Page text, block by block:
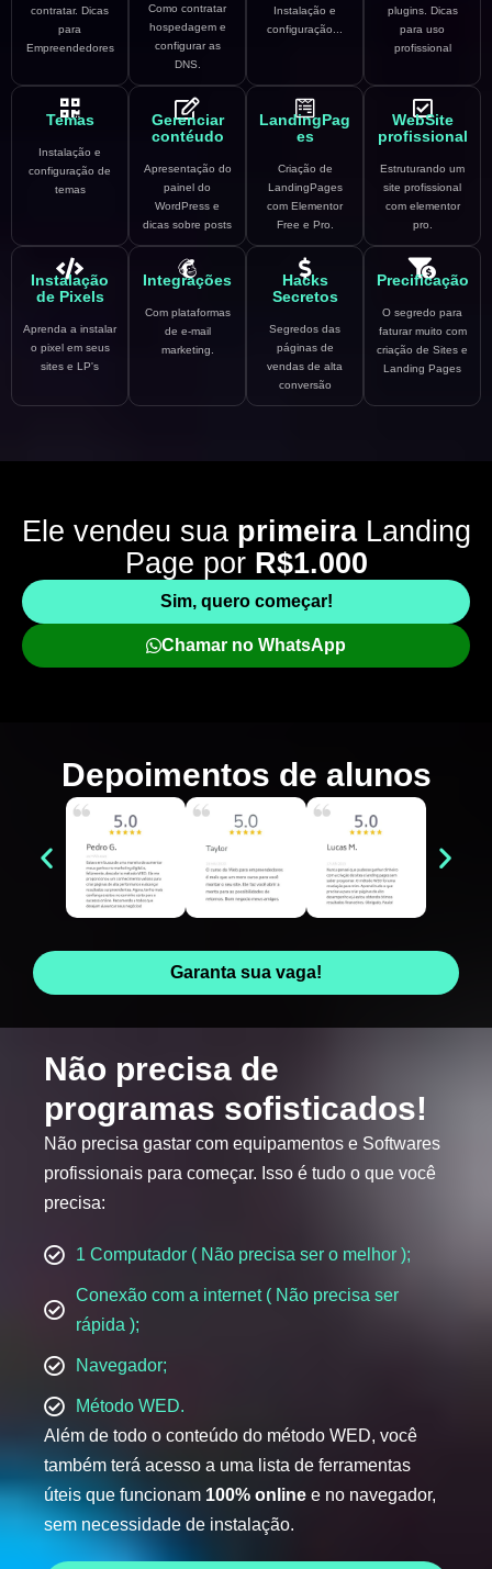
contratar. Dicas
para
Empreendedores
Como contratar
hospedagem e
configurar as
DNS.
Instalação e
configuração...
plugins. Dicas
para uso
profissional
Temas
Instalação e
configuração de
temas
Gerenciar
contéudo
Apresentação do
painel do
WordPress e
dicas sobre posts
LandingPag
es
Criação de
LandingPages
com Elementor
Free e Pro.
WebSite
profissional
Estruturando um
site profissional
com elementor
pro.
Instalação
de Pixels
Aprenda a instalar
o pixel em seus
sites e LP's
Integrações
Com plataformas
de e-mail
marketing.
Hacks
Secretos
Segredos das
páginas de
vendas de alta
conversão
Precificação
O segredo para
faturar muito com
criação de Sites e
Landing Pages
Ele vendeu sua primeira Landing
Page por R$1.000
Sim, quero começar!
Chamar no WhatsApp
Depoimentos de alunos
Garanta sua vaga!
Não precisa de
programas sofisticados!
Não precisa gastar com equipamentos e Softwares
profissionais para começar. Isso é tudo o que você
precisa:
1 Computador ( Não precisa ser o melhor );
Conexão com a internet ( Não precisa ser
rápida );
Navegador;
Método WED.
Além de todo o conteúdo do método WED, você
também terá acesso a uma lista de ferramentas
úteis que funcionam 100% online e no navegador,
sem necessidade de instalação.